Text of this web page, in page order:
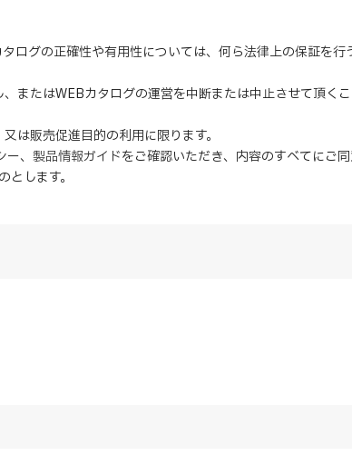
グの正確性や有用性については、何ら法律上の保証を
たはWEBカタログの運営を中断または中止させて頂く
は販売促進目的の利用に限ります。
ー、 製品情報ガイドをご確認いただき、内容のすべてにご
とします。